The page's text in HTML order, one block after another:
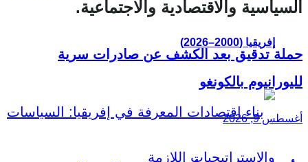
إفريقيا (2000–2026)
السياسية والاقتصادية والاجتماعية.
حملة تدقيق بعد الكشف عن صادرات سرية
لليورانيوم بالكونغو
أغسطس 9, 2026